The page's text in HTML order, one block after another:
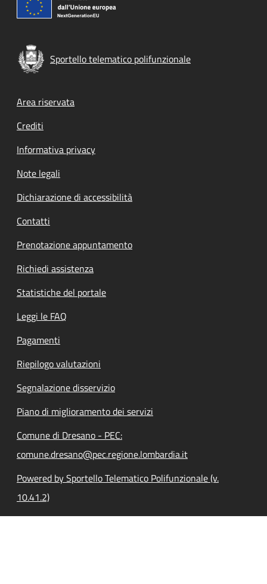
Sportello telematico polifunzionale
Footer menu
Area riservata
Crediti
Informativa privacy
Note legali
Dichiarazione di accessibilità
Contatti
Prenotazione appuntamento
Richiedi assistenza
Statistiche del portale
Leggi le FAQ
Pagamenti
Riepilogo valutazioni
Segnalazione disservizio
Piano di miglioramento dei servizi
Comune di Dresano - PEC:
comune.dresano@pec.regione.lombardia.it
Powered by Sportello Telematico Polifunzionale (v.
10.41.2)